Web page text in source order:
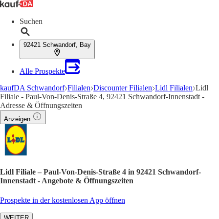
Suchen
92421 Schwandorf, Bay
Alle Prospekte
kaufDA Schwandorf Filialen Discounter Filialen Lidl Filialen Lidl
Filiale - Paul-Von-Denis-Straße 4, 92421 Schwandorf-Innenstadt -
Adresse & Öffnungszeiten
Anzeigen
Lidl Filiale – Paul-Von-Denis-Straße 4 in 92421 Schwandorf-
Innenstadt - Angebote & Öffnungszeiten
Prospekte in der kostenlosen App öffnen